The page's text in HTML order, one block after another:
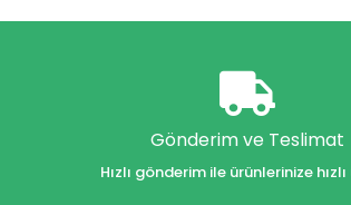
Gönderim ve Teslimat
Hızlı gönderim ile ürünlerinize hızlı